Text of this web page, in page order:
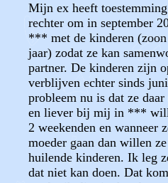
Mijn ex heeft
rechter om in september
*** met de kinderen
jaar) zodat ze kan
partner. De kinderen zijn
verblijven echter sinds
probleem nu is dat ze
en liever bij mij in ***
2 weekenden en wanneer
moeder gaan dan willen
huilende kinderen. Ik leg
dat niet kan doen. Dat